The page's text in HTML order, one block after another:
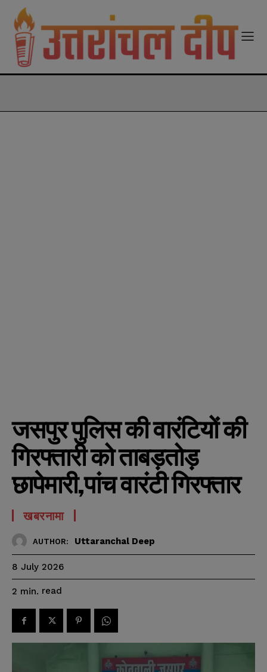
जसपुर पुलिस की वारंटियों की
गिरफ्तारी को ताबड़तोड़
छापेमारी,पांच वारंटी गिरफ्तार
खबरनामा
AUTHOR: Uttaranchal Deep
8 July 2026
2 min. read